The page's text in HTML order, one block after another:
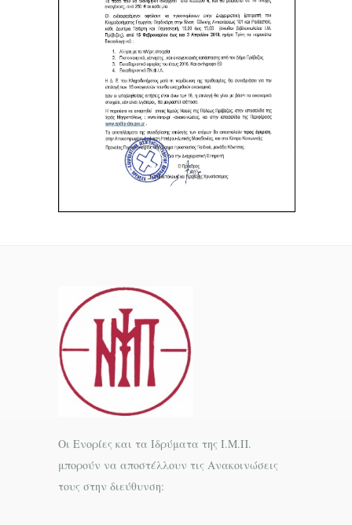
Οι Ενορίες και τα Ιδρύματα της Ι.Μ.Π.
μπορούν να αποστέλλουν τις Ανακοινώσεις
τους στην διεύθυνση: